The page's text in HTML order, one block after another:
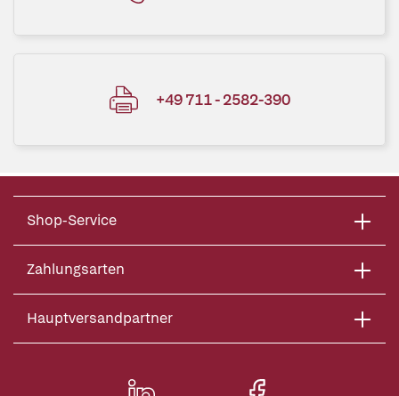
+49 711 - 2582-390
Shop-Service
Zahlungsarten
Hauptversandpartner